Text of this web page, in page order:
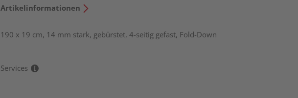
Artikelinformationen
190 x 19 cm, 14 mm stark, gebürstet, 4-seitig gefast, Fold-Down
Services